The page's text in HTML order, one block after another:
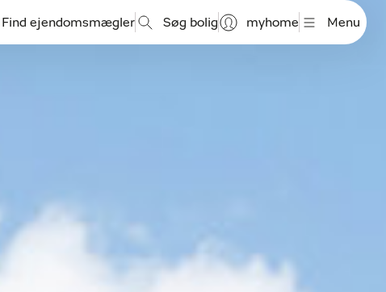
Find ejendomsmægler Søg bolig myhome Menu